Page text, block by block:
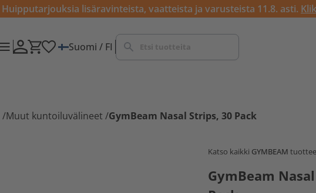
Huipputarjouksia lisäravinteista, vaatteista ja varusteista 11.8. asti.
Suomi / FI
/Muut kuntoiluvälineet /GymBeam Nasal Strips, 30 Pack
Katso kaikki GYMBEAM
GymBeam